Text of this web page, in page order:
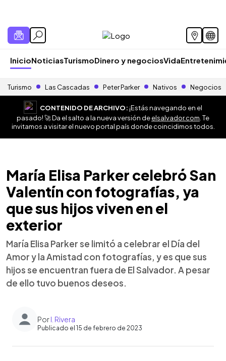
InicioNoticiasTurismoDinero y negociosVida
Turismo Las Cascadas Peter Parker Nativos Negocios
CONTENIDO DE ARCHIVO:¡Estás navegando en el
pasado! 🚀 Da el salto a la nueva versión deelsalvador.com . Te
invitamos a visitar el nuevo portal país donde coincidimos todos.
María Elisa Parker celebró San
Valentín con fotografías, ya
que sus hijos viven en el
exterior
María Elisa Parker se limitó a celebrar el Día del
Amor y la Amistad con fotografías, y es que sus
hijos se encuentran fuera de El Salvador. A pesar
de ello tuvo buenos deseos.
PorI. Rivera
Publicado el 15 de febrero de 2023